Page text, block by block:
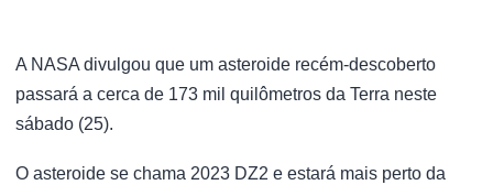
A NASA divulgou que um asteroide recém-descoberto
passará a cerca de 173 mil quilômetros da Terra neste
sábado (25).
O asteroide se chama 2023 DZ2 e estará mais perto da